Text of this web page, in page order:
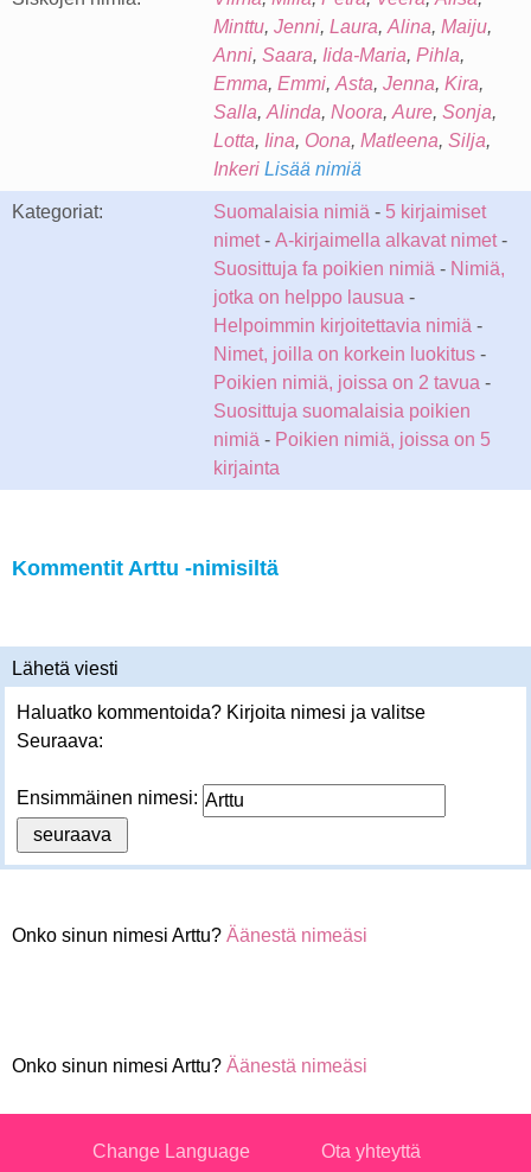
Minttu, Jenni, Laura, Alina, Maiju,
Anni, Saara, Iida-Maria, Pihla,
Emma, Emmi, Asta, Jenna, Kira,
Salla, Alinda, Noora, Aure, Sonja,
Lotta, Iina, Oona, Matleena, Silja,
Inkeri Lisää nimiä
Kategoriat: Suomalaisia nimiä - 5 kirjaimiset
nimet- A-kirjaimella alkavat nimet-
Suosittuja fa poikien nimiä - Nimiä,
jotka on helppo lausua -
Helpoimmin kirjoitettavia nimiä -
Nimet, joilla on korkein luokitus -
Poikien nimiä, joissa on 2 tavua -
Suosittuja suomalaisia poikien
nimiä - Poikien nimiä, joissa on 5
kirjainta
Kommentit Arttu -nimisiltä
Lähetä viesti
Haluatko kommentoida? Kirjoita nimesi ja valitse
Seuraava:
Ensimmäinen nimesi:
Onko sinun nimesi Arttu? Äänestä nimeäsi
Onko sinun nimesi Arttu? Äänestä nimeäsi
Change Language Ota yhteyttä